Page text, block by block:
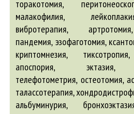
торакотомия,
малакофилия,
вибротерапия,
пандемия, эзофаготомия,
криптомнезия,
апоспория, эктазия,
телефотометрия, остеотомия,
талассотерапия,
альбуминурия,